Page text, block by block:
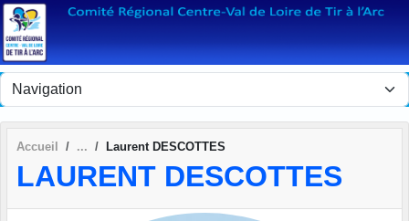
Accueil Laurent DESCOTTES
LAURENT DESCOTTES
Panneau de gestion des cookies